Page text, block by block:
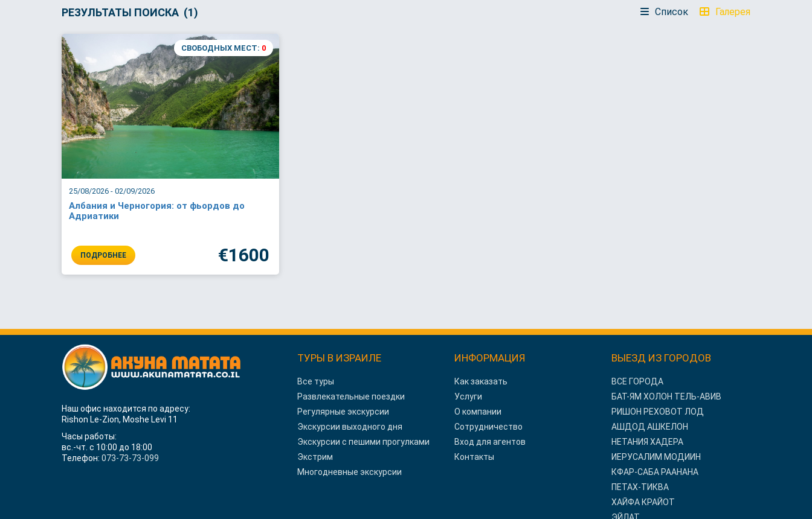
РЕЗУЛЬТАТЫ ПОИСКА (1) Список Галерея
25/08/2026 - 02/09/2026
СВОБОДНЫХ МЕСТ: 0
Албания и Черногория: от фьордов до
Адриатики
ПОДРОБНЕЕ €1600
Наш офис находится по адресу:
Rishon Le-Zion, Moshe Levi 11
Часы работы:
вс.-чт. с 10:00 до 18:00
Телефон: 073-73-73-099
ТУРЫ В ИЗРАИЛЕ
Все туры
Развлекательные поездки
Регулярные экскурсии
Экскурсии выходного дня
Экскурсии с пешими прогулками
Экстрим
Многодневные экскурсии
ИНФОРМАЦИЯ
Как заказать
Услуги
О компании
Сотрудничество
Вход для агентов
Контакты
ВЫЕЗД ИЗ ГОРОДОВ
ВСЕ ГОРОДА
БАТ-ЯМ ХОЛОН ТЕЛЬ-АВИВ
РИШОН РЕХОВОТ ЛОД
АШДОД АШКЕЛОН
НЕТАНИЯ ХАДЕРА
ИЕРУСАЛИМ МОДИИН
КФАР-САБА РААНАНА
ПЕТАХ-ТИКВА
ХАЙФА КРАЙОТ